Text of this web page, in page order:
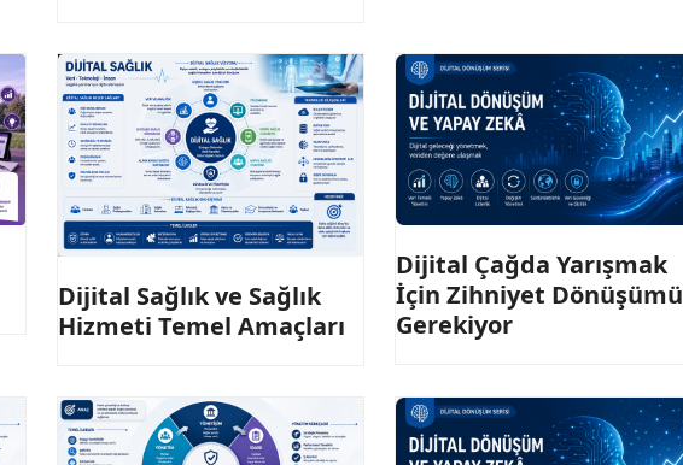
Dijital Sağlık ve Sağlık
Hizmeti Temel Amaçları
Dijital Çağda Yarışmak
İçin Zihniyet Dönüşümü
Gerekiyor